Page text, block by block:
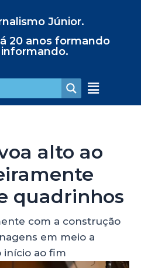
Júnior.
20 anos formando
alto ao
quadrinhos
com a construção
em meio a
início ao fim